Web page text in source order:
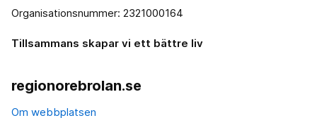
Organisationsnummer: 2321000164
Tillsammans skapar vi ett bättre liv
regionorebrolan.se
Om webbplatsen